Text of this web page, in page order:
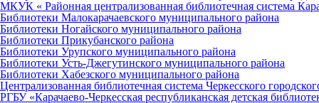
МКУК « Районная централизованная библиотечная система
Библиотеки Малокарачаевского муниципального района
Библиотеки Ногайского муниципального района
Библиотеки Прикубанского района
Библиотеки Урупского муниципального района
Библиотеки Усть-Джегутинского муниципального района
Библиотеки Хабезского муниципального района
Централизованная библиотечная система Черкесского
РГБУ «Карачаево-Черкесская республиканская детская